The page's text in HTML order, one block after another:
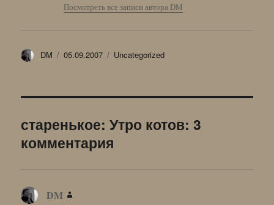
Посмотреть все записи автора DM
Автор
DM Опубликовано
05.09.2007 Рубрики
Uncategorized
старенькое: Утро котов: 3
комментария
DM